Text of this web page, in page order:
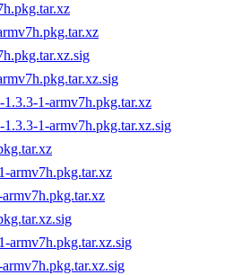
1-armv7h.pkg.tar.xz
1-armv7h.pkg.tar.xz.sig
armv7h.pkg.tar.xz
armv7h.pkg.tar.xz.sig